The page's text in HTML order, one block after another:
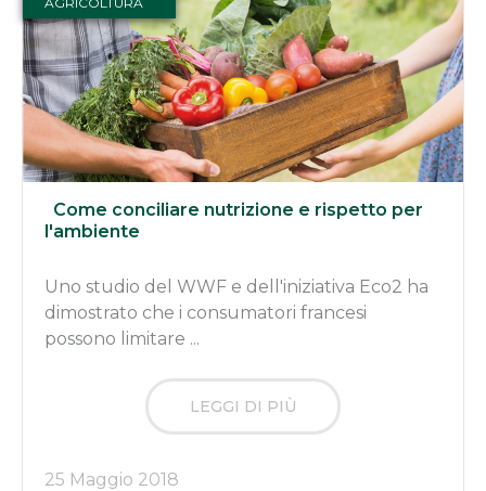
Come conciliare nutrizione e rispetto per
l'ambiente
Uno studio del WWF e dell'iniziativa Eco2 ha
dimostrato che i consumatori francesi
possono limitare ...
LEGGI DI PIÙ
25 Maggio 2018